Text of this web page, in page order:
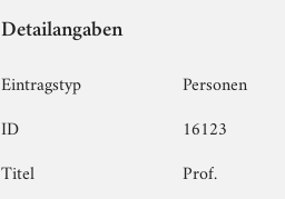
Detailangaben
Eintragstyp
Personen
ID
16123
Titel
Prof.